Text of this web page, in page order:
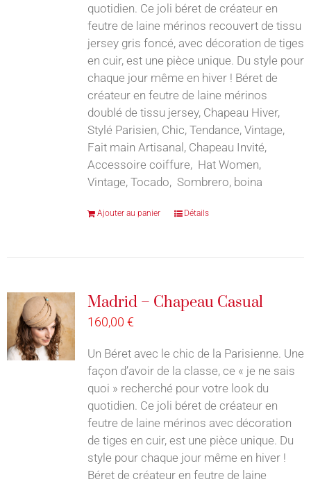
quotidien. Ce joli béret de créateur en
feutre de laine mérinos recouvert de tissu
jersey gris foncé, avec décoration de tiges
en cuir, est une pièce unique. Du style pour
chaque jour même en hiver ! Béret de
créateur en feutre de laine mérinos
doublé de tissu jersey, Chapeau Hiver,
Stylé Parisien, Chic, Tendance, Vintage,
Fait main Artisanal, Chapeau Invité,
Accessoire coiffure, Hat Women,
Vintage, Tocado, Sombrero, boina
Ajouter au panier Détails
Madrid – Chapeau Casual
160,00 €
Un Béret avec le chic de la Parisienne. Une
façon d’avoir de la classe, ce « je ne sais
quoi » recherché pour votre look du
quotidien. Ce joli béret de créateur en
feutre de laine mérinos avec décoration
de tiges en cuir, est une pièce unique. Du
style pour chaque jour même en hiver !
Béret de créateur en feutre de laine